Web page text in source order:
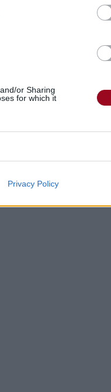
or Sharing
for which it
Privacy Policy